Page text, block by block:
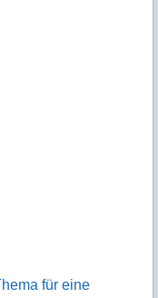
für eine